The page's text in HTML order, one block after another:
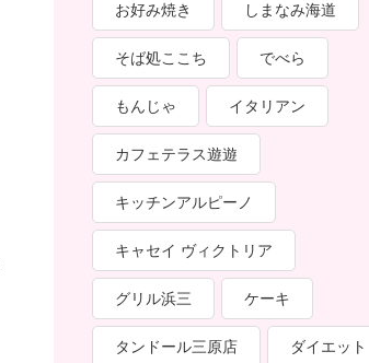
お好み焼き しまなみ海道
そば処ここち でべら
もんじゃ イタリアン
カフェテラス遊遊
キッチンアルピーノ
キャセイ ヴィクトリア
グリル浜三 ケーキ
タンドール三原店 ダイエット